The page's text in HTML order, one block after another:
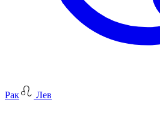
Рак Лев